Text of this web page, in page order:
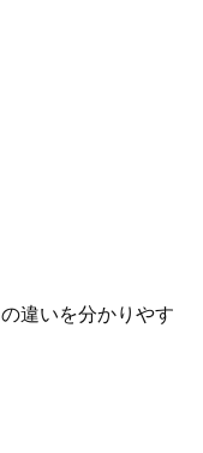
の違いを分かりやす